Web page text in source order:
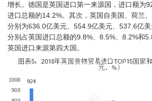
增长。德国是英国进口第一来源国，进口额为
进口总额的14.2%。其次，英国自美国、荷兰
分别为636.0亿美元、554.9亿美元、537.6亿美
分别占英国进口总额的9.8%、8.5%、8.2%和
英国进口来源第四大国。